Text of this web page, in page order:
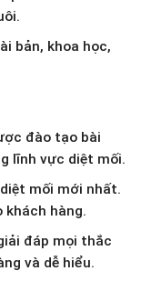
bản, khoa học,
đào tạo bài
lĩnh vực diệt mối.
mối mới nhất.
khách hàng.
đáp mọi thắc
và dễ hiểu.